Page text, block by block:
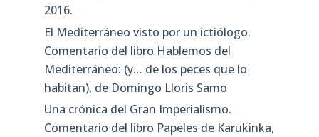
2016.
El Mediterráneo visto por un ictiólogo.
Comentario del libro Hablemos del
Mediterráneo: (y… de los peces que lo
habitan), de Domingo Lloris Samo
Una crónica del Gran Imperialismo.
Comentario del libro Papeles de Karukinka,